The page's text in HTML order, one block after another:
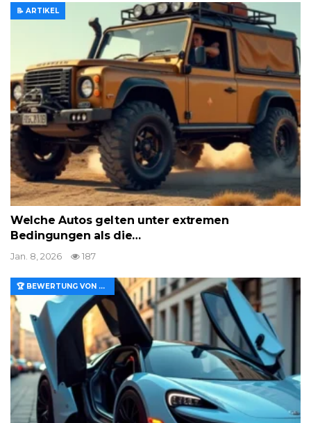
📝 ARTIKEL
Welche Autos gelten unter extremen
Bedingungen als die…
Jan. 8, 2026 187
🏆 BEWERTUNG VON MERKMALEN UND WERT